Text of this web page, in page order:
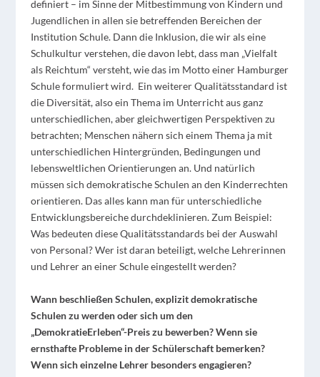
definiert – im Sinne der Mitbestimmung von Kindern und
Jugendlichen in allen sie betreffenden Bereichen der
Institution Schule. Dann die Inklusion, die wir als eine
Schulkultur verstehen, die davon lebt, dass man „Vielfalt
als Reichtum“ versteht, wie das im Motto einer Hamburger
Schule formuliert wird. Ein weiterer Qualitätsstandard ist
die Diversität, also ein Thema im Unterricht aus ganz
unterschiedlichen, aber gleichwertigen Perspektiven zu
betrachten; Menschen nähern sich einem Thema ja mit
unterschiedlichen Hintergründen, Bedingungen und
lebensweltlichen Orientierungen an. Und natürlich
müssen sich demokratische Schulen an den Kinderrechten
orientieren. Das alles kann man für unterschiedliche
Entwicklungsbereiche durchdeklinieren. Zum Beispiel:
Was bedeuten diese Qualitätsstandards bei der Auswahl
von Personal? Wer ist daran beteiligt, welche Lehrerinnen
und Lehrer an einer Schule eingestellt werden?
Wann beschließen Schulen, explizit demokratische
Schulen zu werden oder sich um den
„DemokratieErleben“-Preis zu bewerben? Wenn sie
ernsthafte Probleme in der Schülerschaft bemerken?
Wenn sich einzelne Lehrer besonders engagieren?